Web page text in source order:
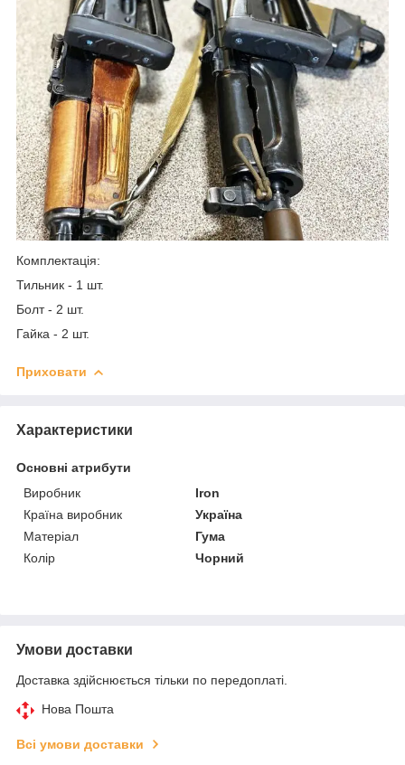
Комплектація:
Тильник - 1 шт.
Болт - 2 шт.
Гайка - 2 шт.
Приховати
Характеристики
Основні атрибути
Виробник
Iron
Країна виробник
Україна
Матеріал
Гума
Колір
Чорний
Умови доставки
Доставка здійснюється тільки по передоплаті.
Нова Пошта
Всі умови доставки